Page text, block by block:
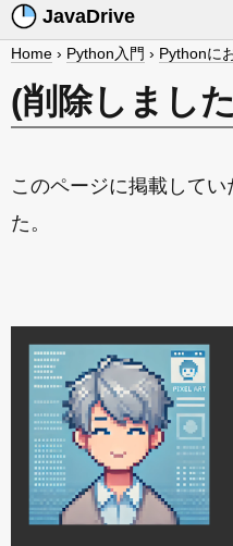
JavaDrive
Home › Python入門 › Pythonに
(削除しまし
このページに掲載して
た。